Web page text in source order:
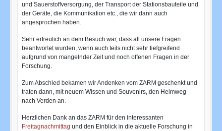
und Sauerstoffversorgung, der Transport der Stationsbauteile und
der Geräte, die Kommunikation etc., die wir dann auch
angesprochen haben.
Sehr erfreulich an dem Besuch war, dass all unsere Fragen
beantwortet wurden, wenn auch teils nicht sehr tiefgreifend
aufgrund von mangelnder Zeit und noch offenen Fragen in der
Forschung.
Zum Abschied bekamen wir Andenken vom ZARM geschenkt und
traten dann, mit neuem Wissen und Souvenirs, den Heimweg
nach Verden an.
Herzlichen Dank an das ZARM für den interessanten
Freitagnachmittag und den Einblick in die aktuelle Forschung in